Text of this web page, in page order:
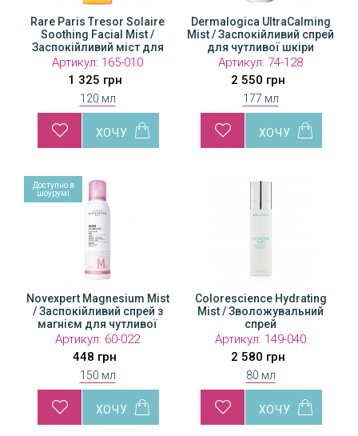
Rare Paris Tresor Solaire
Soothing Facial Mist /
Заспокійливий міст для
обличчя
Артикул: 165-010
1 325 грн
120 мл
Dermalogica UltraCalming
Mist / Заспокійливий спрей
для чутливої ​​шкіри
Артикул: 74-128
2 550 грн
177 мл
Novexpert Magnesium Mist
/ Заспокійливий спрей з
магнієм для чутливої
шкіри обличчя
Артикул: 60-022
448 грн
150 мл
Доступно в
шоурумі
Colorescience Hydrating
Mist / Зволожувальний
спрей
Артикул: 149-040
2 580 грн
80 мл